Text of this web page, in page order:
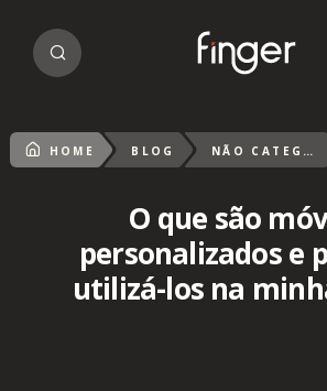
HOME BLOG NÃO CATEGORIZADO
O que são
personalizados e
utilizá-los na